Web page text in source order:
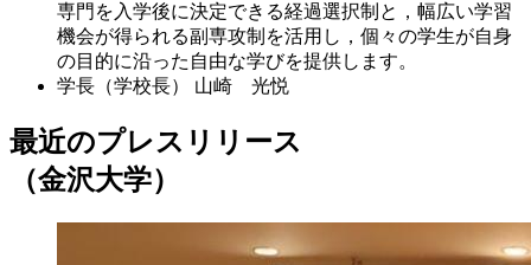
専門を入学後に決定できる経過選択制と，幅広い学習
機会が得られる副専攻制を活用し，個々の学生が自身
の目的に沿った自由な学びを提供します。
学長（学校長）
山崎 光悦
最近のプレスリリース
（金沢大学）